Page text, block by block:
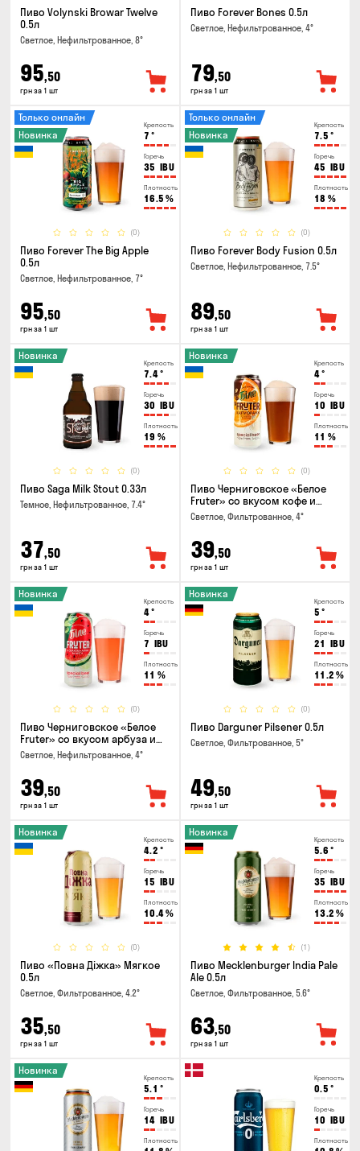
Пиво Volynski Browar Twelve
0.5л
Светлое, Нефильтрованное, 8°
95,50
грн за 1 шт
Пиво Forever Bones 0.5л
Светлое, Нефильтрованное, 4°
79,50
грн за 1 шт
Крепость
7 °
Горечь
35 IBU
Плотность
16.5 %
(0)
Только онлайн
Новинка
Пиво Forever The Big Apple
0.5л
Светлое, Нефильтрованное, 7°
95,50
грн за 1 шт
Крепость
7.5 °
Горечь
45 IBU
Плотность
18 %
(0)
Только онлайн
Новинка
Пиво Forever Body Fusion 0.5л
Светлое, Нефильтрованное, 7.5°
89,50
грн за 1 шт
Крепость
7.4°
Горечь
30 IBU
Плотность
19 %
(0)
Новинка
Пиво Saga Milk Stout 0.33л
Темное, Нефильтрованное, 7.4°
37,50
грн за 1 шт
Крепость
4°
Горечь
10 IBU
Плотность
11 %
(0)
Новинка
Пиво Черниговское «Белое
Fruter» со вкусом кофе и
апельсина 0.5 л
Светлое, Фильтрованное, 4°
39,50
грн за 1 шт
Крепость
4°
Горечь
7 IBU
Плотность
11 %
(0)
Новинка
Пиво Черниговское «Белое
Fruter» со вкусом арбуза и
мяты 0.5л
Светлое, Нефильтрованное, 4°
39,50
грн за 1 шт
Крепость
5 °
Горечь
21 IBU
Плотность
11.2 %
(0)
Новинка
Пиво Darguner Pilsener 0.5л
Светлое, Фильтрованное, 5°
49,50
грн за 1 шт
Крепость
4.2 °
Горечь
15 IBU
Плотность
10.4%
(0)
Новинка
Пиво «Повна Діжка» Мягкое
0.5л
Светлое, Фильтрованное, 4.2°
35,50
грн за 1 шт
Крепость
5.6 °
Горечь
35 IBU
Плотность
13.2 %
(1)
Новинка
Пиво Mecklenburger India Pale
Ale 0.5л
Светлое, Фильтрованное, 5.6°
63,50
грн за 1 шт
Крепость
5.1 °
Горечь
14 IBU
Плотность
Новинка
Крепость
0.5 °
Горечь
10 IBU
Плотность